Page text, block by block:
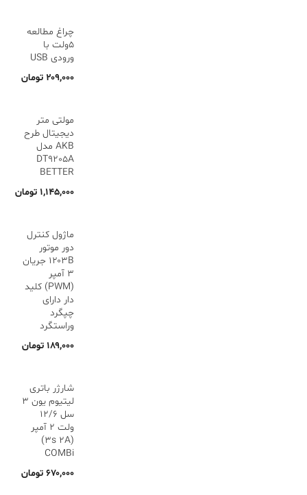
چراغ مطالعه
5ولت با
ورودی USB
۲۰۹,۰۰۰ تومان
مولتی متر
دیجیتال طرح
AKB مدل
DT9205A
BETTER
۱,۱۴۵,۰۰۰ تومان
ماژول کنترل
دور موتور
۱۲۰۳B جریان
۳ آمپر
(PWM) کلید
دار دارای
چپگرد
وراستگرد
۱۸۹,۰۰۰ تومان
شارژر باتری
لیتیوم یون 3
سل 12/6
ولت 2 آمپر
(3s 2A)
COMBi
۶۷۰,۰۰۰ تومان